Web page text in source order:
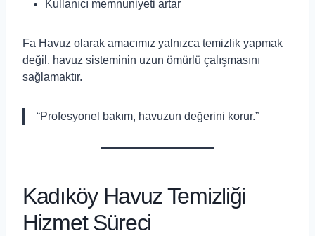
Kullanıcı memnuniyeti artar
Fa Havuz olarak amacımız yalnızca temizlik yapmak
değil, havuz sisteminin uzun ömürlü çalışmasını
sağlamaktır.
“Profesyonel bakım, havuzun değerini korur.”
Kadıköy Havuz Temizliği
Hizmet Süreci